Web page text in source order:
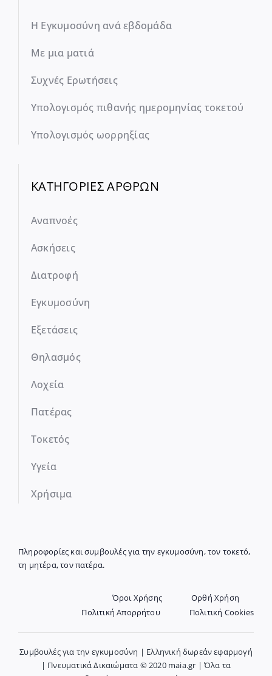
Η Εγκυμοσύνη ανά εβδομάδα
Με μια ματιά
Συχνές Ερωτήσεις
Υπολογισμός πιθανής ημερομηνίας τοκετού
Υπολογισμός ωορρηξίας
ΚΑΤΗΓΟΡΙΕΣ ΑΡΘΡΩΝ
Αναπνοές
Ασκήσεις
Διατροφή
Εγκυμοσύνη
Εξετάσεις
Θηλασμός
Λοχεία
Πατέρας
Τοκετός
Υγεία
Χρήσιμα
Πληροφορίες και συμβουλές για την εγκυμοσύνη, τον τοκετό,
τη μητέρα, τον πατέρα.
Όροι Χρήσης
Ορθή Χρήση
Πολιτική Απορρήτου
Πολιτική Cookies
Συμβουλές για την εγκυμοσύνη | Ελληνική δωρεάν εφαρμογή
| Πνευματικά Δικαιώματα © 2020 maia.gr | Όλα τα